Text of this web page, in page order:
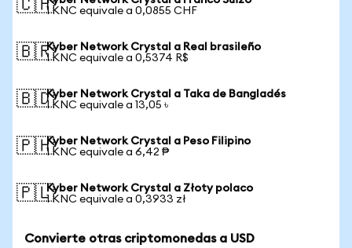
🇨🇭1 KNC equivale a 0,0855 CHF
🇧🇷Kyber Network Crystal a Real brasileño
1 KNC equivale a 0,5374 R$
🇧🇩Kyber Network Crystal a Taka de Bangladés
1 KNC equivale a 13,05 ৳
🇵🇭Kyber Network Crystal a Peso Filipino
1 KNC equivale a 6,42 ₱
🇵🇱Kyber Network Crystal a Złoty polaco
1 KNC equivale a 0,3933 zł
Convierte otras criptomonedas a USD